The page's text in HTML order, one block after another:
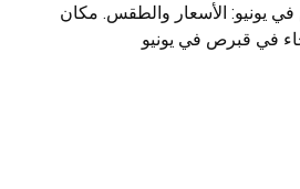
يونيو: الأسعار والطقس. مكان
في قبرص في يونيو